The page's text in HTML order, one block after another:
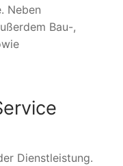
Neben
Bau-,
Dienstleistung.